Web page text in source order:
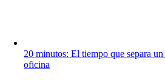
20 minutos: El tiempo que separa
oficina